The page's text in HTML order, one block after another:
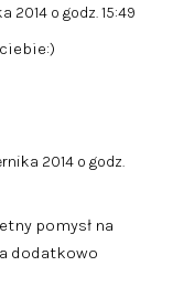
2014 o godz. 15:49
2014 o godz.
pomysł na
dodatkowo